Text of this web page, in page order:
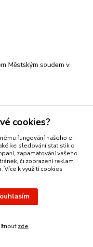
Městským soudem v
Zlatý přívěsek
cookies?
fungování našeho e-
ke sledování statistik o
zapamatování vašeho
či zobrazení reklam
Více k využití cookies
zde.